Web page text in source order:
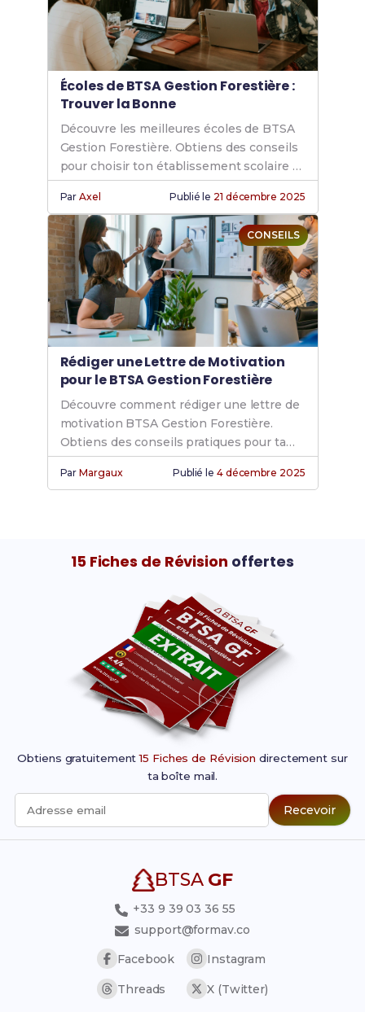
Écoles de BTSA Gestion Forestière :
Trouver la Bonne
Découvre les meilleures écoles de BTSA
Gestion Forestière. Obtiens des conseils
pour choisir ton établissement scolaire et
réussir ton inscription dans un cursus
BTSA formation forestière.
ParAxel Publié le 21 décembre 2025
CONSEILS
Rédiger une Lettre de Motivation
pour le BTSA Gestion Forestière
Découvre comment rédiger une lettre de
motivation BTSA Gestion Forestière.
Obtiens des conseils pratiques pour ta
candidature, ton inscription et ton cursus
forestier. Modèle inclus.
ParMargaux Publié le 4 décembre 2025
15 Fiches de Révision offertes
Obtiens gratuitement15 Fiches de Révision directement sur
ta boîte mail.
Adresse email Recevoir
BTSA GF
+33 9 39 03 36 55
support@formav.co
Facebook
Instagram
Threads X (Twitter)